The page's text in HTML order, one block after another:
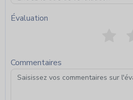
Évaluation
Commentaires